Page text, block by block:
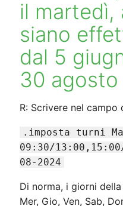
il martedì,
siano
dal 5
30
R: Scrivere nel
.imposta turni
09:30/
08-2024
Di norma, i giorni
Mer, Gio, Ven, Sab,